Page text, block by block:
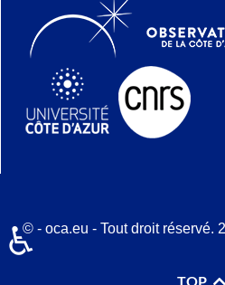
© - oca.eu - Tout droit réservé.